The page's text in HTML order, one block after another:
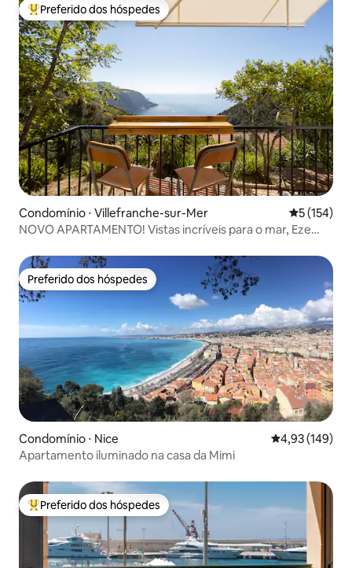
Entre os melhores preferidos dos hóspedes
Preferido dos hóspedes
Condomínio ⋅ Villefranche-sur-Mer 5 de uma
5 (154)
NOVO APARTAMENTO! Vistas incríveis para o mar, Eze
Preferido dos hóspedes
Preferido dos hóspedes
Condomínio ⋅ Nice 4,93 de uma
4,93 (149)
Apartamento iluminado na casa da Mimi
Entre os melhores preferidos dos hóspedes
Preferido dos hóspedes